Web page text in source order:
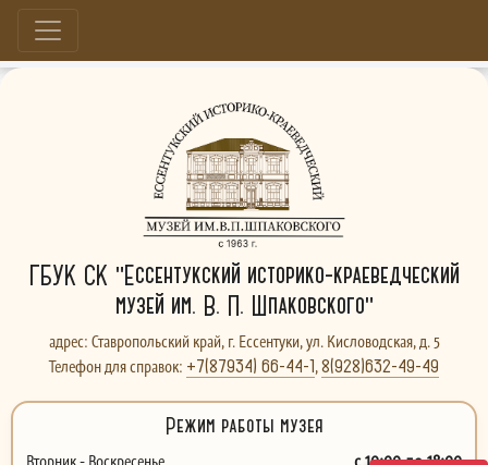
Больше, чем музей...
ГБУК СК "Ессентукский историко-краеведческий
музей им. В. П. Шпаковского"
адрес: Ставропольский край, г. Ессентуки, ул. Кисловодская, д. 5
Телефон для справок: +7(87934) 66-44-1,8(928)632-49-49
Режим работы музея